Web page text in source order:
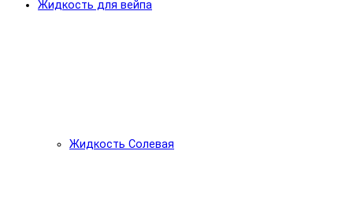
Жидкость для вейпа
Жидкость Солевая